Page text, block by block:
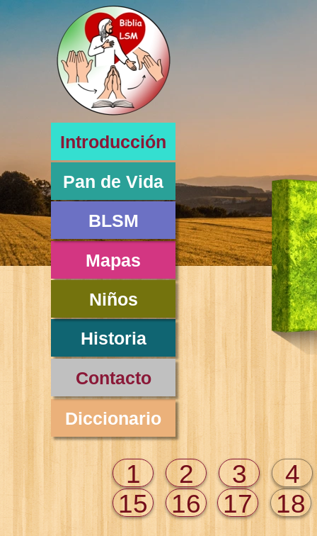
Introducción
Pan de Vida
BLSM
Mapas
Niños
Historia
Contacto
Diccionario
1 2 3
4
15
16 17 18